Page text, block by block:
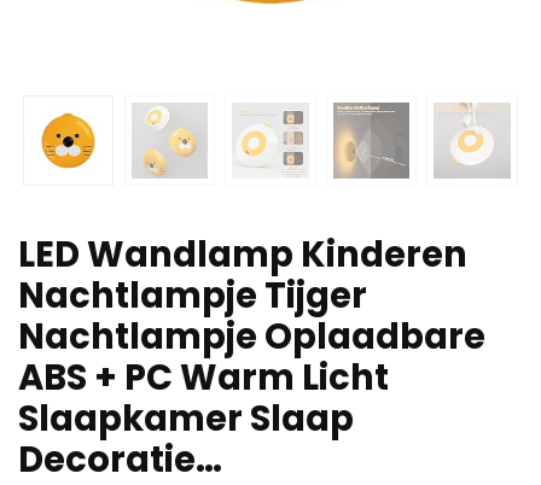
LED Wandlamp Kinderen
Nachtlampje Tijger
Nachtlampje Oplaadbare
ABS + PC Warm Licht
Slaapkamer Slaap
Decoratie…